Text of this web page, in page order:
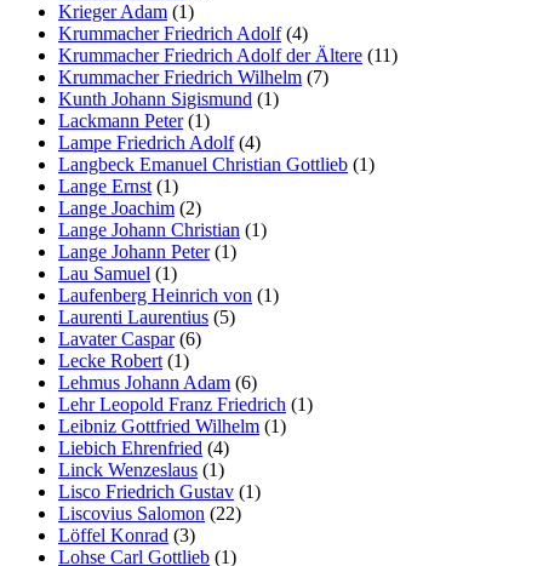
Krieger Adam (1)
Krummacher Friedrich Adolf(4)
Krummacher Friedrich Adolf der Ältere (11)
Krummacher Friedrich Wilhelm (7)
Kunth Johann Sigismund (1)
Lackmann Peter(1)
Lampe Friedrich Adolf(4)
Langbeck Emanuel Christian Gottlieb (1)
Lange Ernst (1)
Lange Joachim (2)
Lange Johann Christian (1)
Lange Johann Peter(1)
Lau Samuel (1)
Laufenberg Heinrich von (1)
Laurenti Laurentius (5)
Lavater Caspar(6)
Lecke Robert (1)
Lehmus Johann Adam (6)
Lehr Leopold Franz Friedrich (1)
Leibniz Gottfried Wilhelm (1)
Liebich Ehrenfried (4)
Linck Wenzeslaus (1)
Lisco Friedrich Gustav (1)
Liscovius Salomon (22)
Löffel Konrad (3)
Lohse Carl Gottlieb (1)